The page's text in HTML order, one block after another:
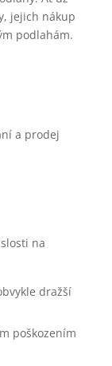
jejich nákup
podlahám.
a prodej
na
dražší
poškozením